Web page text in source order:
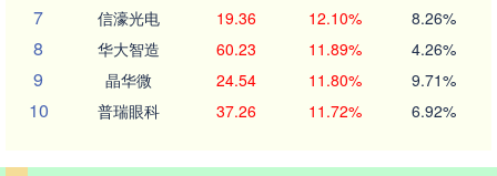
7 信濠光电 19.36 12.10% 8.26%
8 华大智造 60.23 11.89% 4.26%
9 晶华微 24.54 11.80% 9.71%
10 普瑞眼科 37.26 11.72% 6.92%